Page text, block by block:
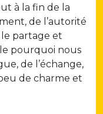
à la fin de la
de l’autorité
partage et
le pourquoi nous
de l’échange,
de charme et